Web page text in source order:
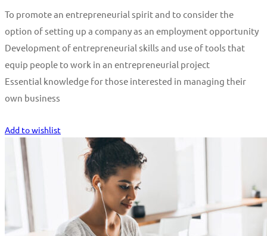
To promote an entrepreneurial spirit and to consider the
option of setting up a company as an employment opportunity
Development of entrepreneurial skills and use of tools that
equip people to work in an entrepreneurial project
Essential knowledge for those interested in managing their
own business
Add to wishlist